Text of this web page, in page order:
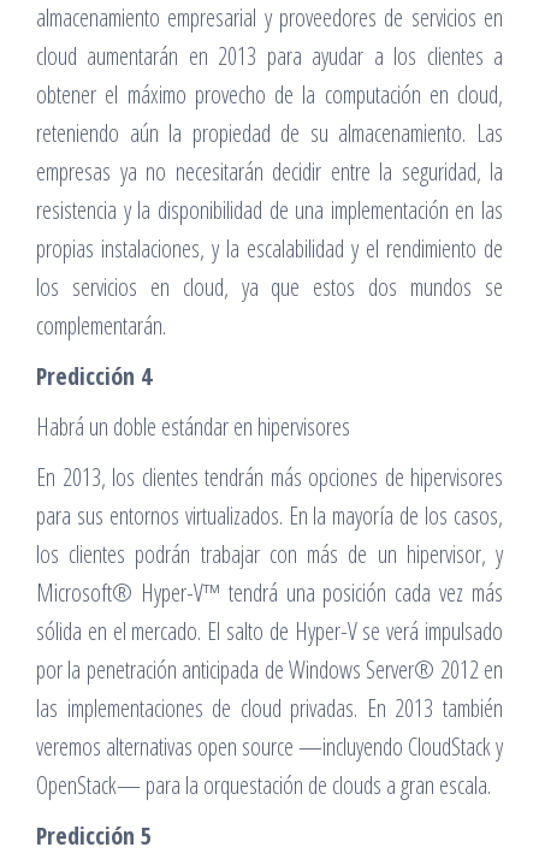
almacenamiento empresarial y proveedores de servicios en
cloud aumentarán en 2013 para ayudar a los clientes a
obtener el máximo provecho de la computación en cloud,
reteniendo aún la propiedad de su almacenamiento. Las
empresas ya no necesitarán decidir entre la seguridad, la
resistencia y la disponibilidad de una implementación en las
propias instalaciones, y la escalabilidad y el rendimiento de
los servicios en cloud, ya que estos dos mundos se
complementarán.
Predicción 4
Habrá un doble estándar en hipervisores
En 2013, los clientes tendrán más opciones de hipervisores
para sus entornos virtualizados. En la mayoría de los casos,
los clientes podrán trabajar con más de un hipervisor, y
Microsoft® Hyper-V™ tendrá una posición cada vez más
sólida en el mercado. El salto de Hyper-V se verá impulsado
por la penetración anticipada de Windows Server® 2012 en
las implementaciones de cloud privadas. En 2013 también
veremos alternativas open source —incluyendo CloudStack y
OpenStack— para la orquestación de clouds a gran escala.
Predicción 5